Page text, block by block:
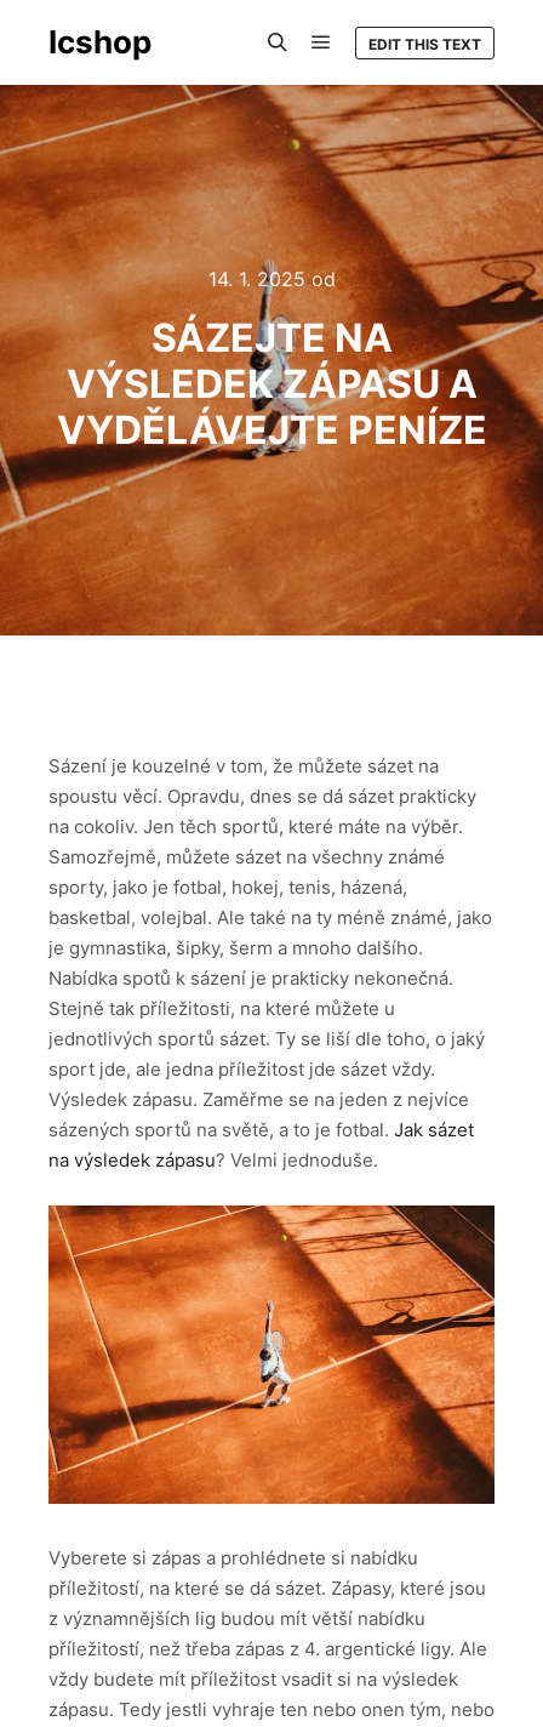
Icshop EDIT THIS TEXT
14. 1. 2025od
SÁZEJTE NA
VÝSLEDEK ZÁPASU A
VYDĚLÁVEJTE PENÍZE
Sázení je kouzelné v tom, že můžete sázet na
spoustu věcí. Opravdu, dnes se dá sázet prakticky
na cokoliv. Jen těch sportů, které máte na výběr.
Samozřejmě, můžete sázet na všechny známé
sporty, jako je fotbal, hokej, tenis, házená,
basketbal, volejbal. Ale také na ty méně známé, jako
je gymnastika, šipky, šerm a mnoho dalšího.
Nabídka spotů k sázení je prakticky nekonečná.
Stejně tak příležitosti, na které můžete u
jednotlivých sportů sázet. Ty se liší dle toho, o jaký
sport jde, ale jedna příležitost jde sázet vždy.
Výsledek zápasu. Zaměřme se na jeden z nejvíce
sázených sportů na světě, a to je fotbal. Jak sázet
na výsledek zápasu? Velmi jednoduše.
Vyberete si zápas a prohlédnete si nabídku
příležitostí, na které se dá sázet. Zápasy, které jsou
z významnějších lig budou mít větší nabídku
příležitostí, než třeba zápas z 4. argentické ligy. Ale
vždy budete mít příležitost vsadit si na výsledek
zápasu. Tedy jestli vyhraje ten nebo onen tým, nebo